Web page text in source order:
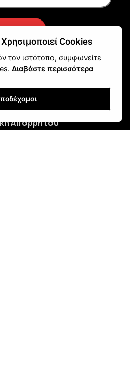
Αποστολής
& Ασφάλεια
Απορρήτου
Cookies
τον ιστότοπο, συμφωνείτε
Διαβάστε περισσότερα